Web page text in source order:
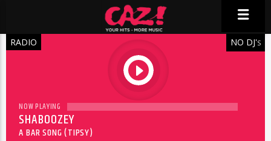
RADIO
play
NO DJ'S
NOW PLAYING
SHABOOZEY
A BAR SONG (TIPSY)